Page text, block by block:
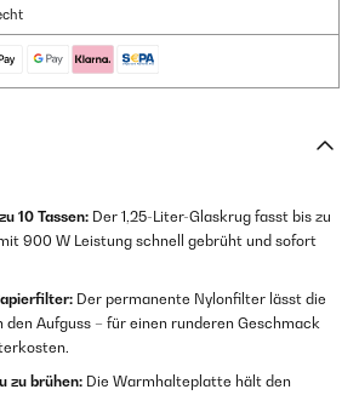
10 Tassen: Der 1,25-Liter-Glaskrug fasst bis zu
900 W Leistung schnell gebrüht und sofort
Der permanente Nylonfilter lässt die
Aufguss – für einen runderen Geschmack
zu brühen: Die Warmhalteplatte hält den